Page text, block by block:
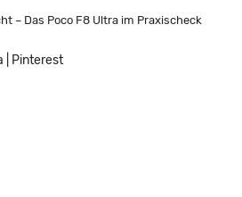
– Das Poco F8 Ultra im Praxischeck
Pinterest